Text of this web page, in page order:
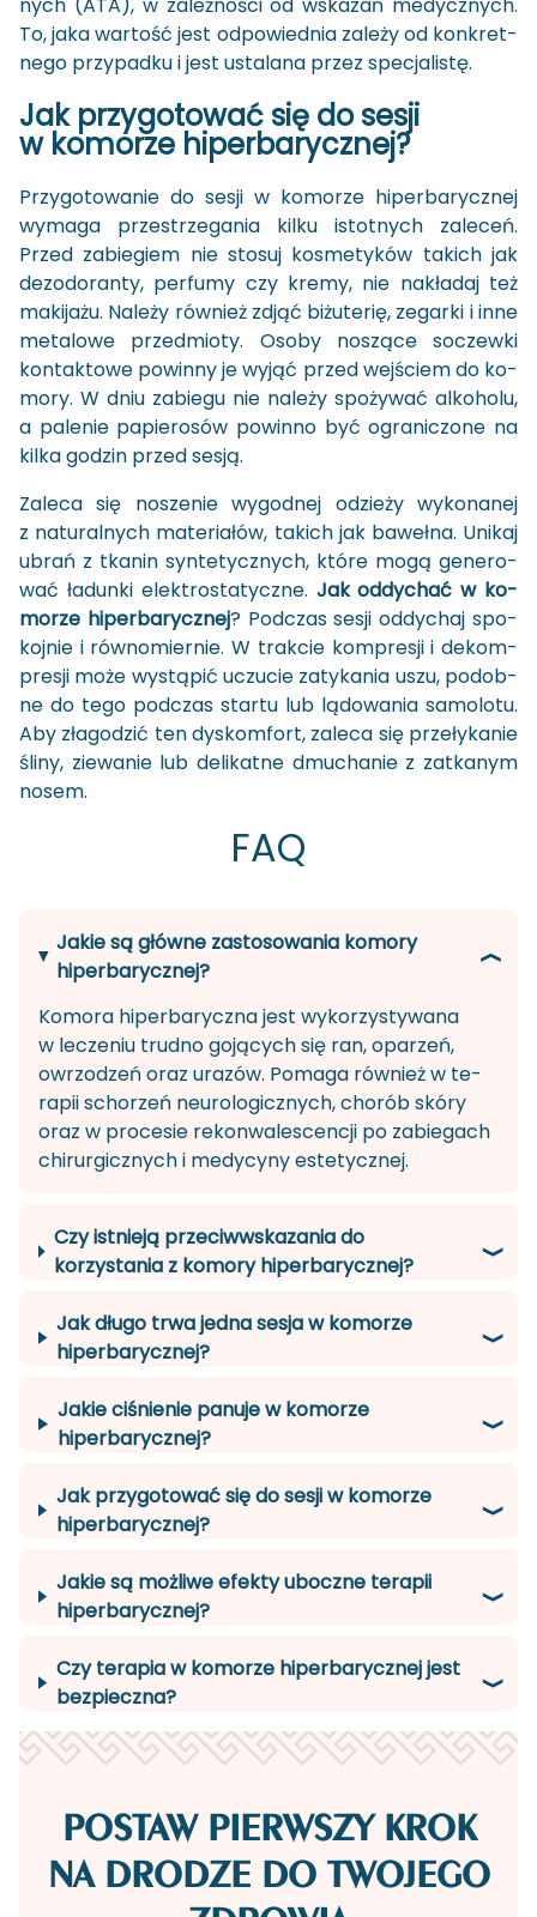
To, jaka war­tość jest od­po­wied­nia za­le­ży od kon­kret­
ne­go przy­pad­ku i jest usta­la­na przez spe­cja­li­stę.
Jak przy­go­to­wać się do sesji
w ko­mo­rze hi­per­ba­rycz­nej?
Przy­go­to­wa­nie do sesji w ko­mo­rze hi­per­ba­rycz­nej
wy­ma­ga prze­strze­ga­nia kilku istot­nych za­le­ceń.
Przed za­bie­giem nie sto­suj ko­sme­ty­ków ta­kich jak
dez­odo­ran­ty, per­fu­my czy kremy, nie na­kła­daj też
ma­ki­ja­żu. Na­le­ży rów­nież zdjąć bi­żu­te­rię, ze­gar­ki i inne
me­ta­lo­we przed­mio­ty. Osoby no­szą­ce so­czew­ki
kon­tak­to­we po­win­ny je wyjąć przed wej­ściem do ko­
mo­ry. W dniu za­bie­gu nie na­le­ży spo­ży­wać al­ko­ho­lu,
a pa­le­nie pa­pie­ro­sów po­win­no być ogra­ni­czo­ne na
kilka go­dzin przed sesją.
Za­le­ca się no­sze­nie wy­god­nej odzie­ży wy­ko­na­nej
z na­tu­ral­nych ma­te­ria­łów, ta­kich jak ba­weł­na. Uni­kaj
ubrań z tka­nin syn­te­tycz­nych, które mogą ge­ne­ro­
wać ła­dun­ki elek­tro­sta­tycz­ne. Jak od­dy­chać w ko­
mo­rze hi­per­ba­rycz­nej? Pod­czas sesji od­dy­chaj spo­
koj­nie i rów­no­mier­nie. W trak­cie kom­pre­sji i de­kom­
pre­sji może wy­stą­pić uczu­cie za­ty­ka­nia uszu, po­dob­
ne do tego pod­czas star­tu lub lą­do­wa­nia sa­mo­lo­tu.
Aby zła­go­dzić ten dys­kom­fort, za­le­ca się prze­ły­ka­nie
śliny, zie­wa­nie lub de­li­kat­ne dmu­cha­nie z za­tka­nym
nosem.
FAQ
Jakie są główne zastosowania komory
hiperbarycznej?
Ko­mo­ra hi­per­ba­rycz­na jest wy­ko­rzy­sty­wa­na
w le­cze­niu trud­no go­ją­cych się ran, opa­rzeń,
owrzo­dzeń oraz ura­zów. Po­ma­ga rów­nież w te­
ra­pii scho­rzeń neu­ro­lo­gicz­nych, cho­rób skóry
oraz w pro­ce­sie re­kon­wa­le­scen­cji po za­bie­gach
chi­rur­gicz­nych i me­dy­cy­ny es­te­tycz­nej.
Czy istnieją przeciwwskazania do
korzystania z komory hiperbarycznej?
Jak długo trwa jedna sesja w komorze
hiperbarycznej?
Jakie ciśnienie panuje w komorze
hiperbarycznej?
Jak przygotować się do sesji w komorze
hiperbarycznej?
Jakie są możliwe efekty uboczne terapii
hiperbarycznej?
Czy terapia w komorze hiperbarycznej jest
bezpieczna?
POSTAW PIERWSZY KROK
NA DRODZE DO TWOJEGO